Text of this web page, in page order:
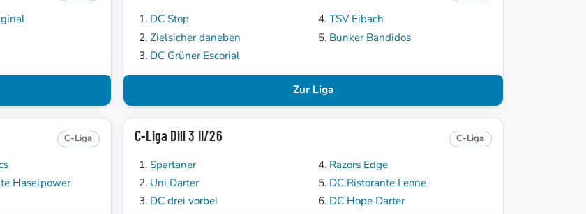
DC Stop
Zielsicher daneben
DC Grüner Escorial
TSV Eibach
Bunker Bandidos
Zur Liga
C-Liga
Haselpower
C-Liga Dill 3 II/26 C-Liga
Spartaner
Uni Darter
DC drei vorbei
Razors Edge
DC Ristorante Leone
DC Hope Darter